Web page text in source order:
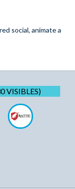
social, anímate a
VISIBLES)